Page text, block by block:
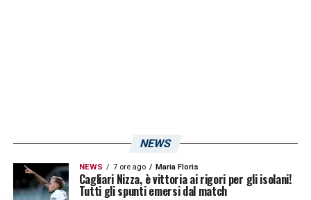
NEWS
NEWS 7 ore ago Maria Floris
Cagliari Nizza, è vittoria ai rigori per gli isolani!
Tutti gli spunti emersi dal match